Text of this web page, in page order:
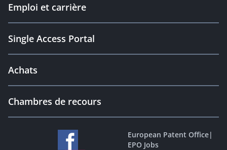
Emploi et carrière
Single Access Portal
Achats
Chambres de recours
European Patent Office|
EPO Jobs